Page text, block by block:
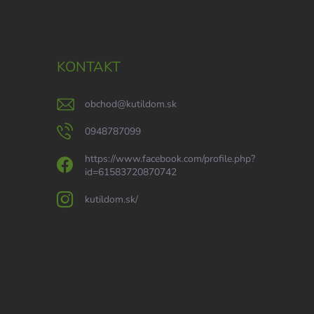
KONTAKT
obchod@kutildom.sk
0948787099
https://www.facebook.com/profile.php?
id=61583720870742
kutildom.sk/